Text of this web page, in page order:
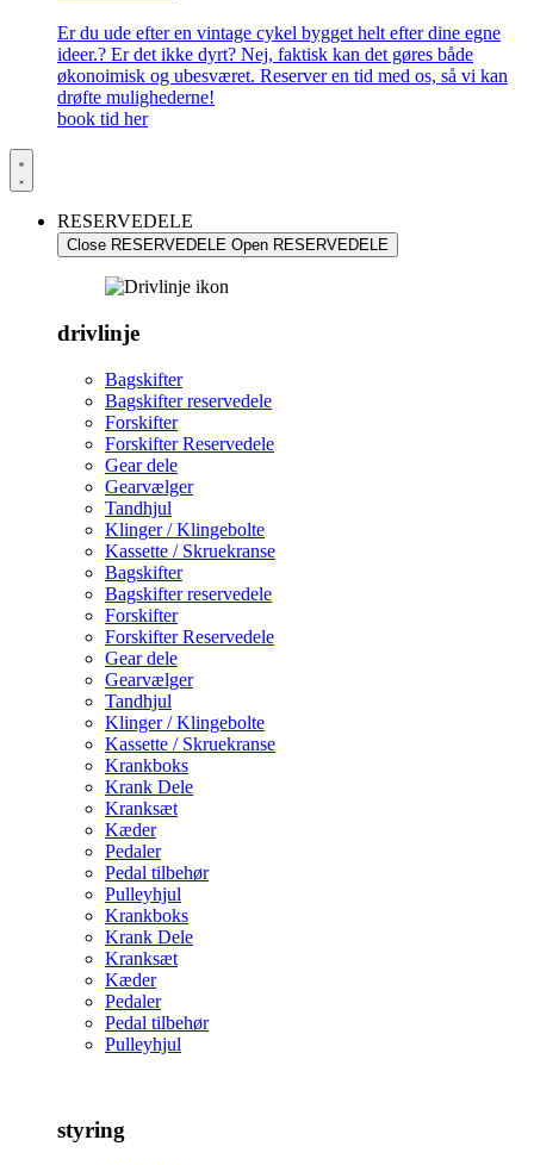
Er du ude efter en vintage cykel bygget helt efter dine egne
ideer.? Er det ikke dyrt? Nej, faktisk kan det gøres både
økonoimisk og ubesværet. Reserver en tid med os, så vi kan
drøfte mulighederne!
book tid her
RESERVEDELE
Close RESERVEDELE Open RESERVEDELE
drivlinje
Bagskifter
Bagskifter reservedele
Forskifter
Forskifter Reservedele
Gear dele
Gearvælger
Tandhjul
Klinger / Klingebolte
Kassette / Skruekranse
Bagskifter
Bagskifter reservedele
Forskifter
Forskifter Reservedele
Gear dele
Gearvælger
Tandhjul
Klinger / Klingebolte
Kassette / Skruekranse
Krankboks
Krank Dele
Kranksæt
Kæder
Pedaler
Pedal tilbehør
Pulleyhjul
Krankboks
Krank Dele
Kranksæt
Kæder
Pedaler
Pedal tilbehør
Pulleyhjul
styring